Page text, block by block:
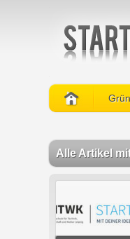
Alle Artikel